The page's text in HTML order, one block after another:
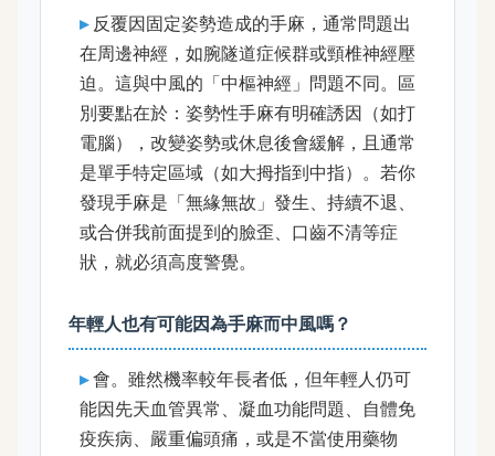
反覆因固定姿勢造成的手麻，通常問題出
在周邊神經，如腕隧道症候群或頸椎神經壓
迫。這與中風的「中樞神經」問題不同。區
別要點在於：姿勢性手麻有明確誘因（如打
電腦），改變姿勢或休息後會緩解，且通常
是單手特定區域（如大拇指到中指）。若你
發現手麻是「無緣無故」發生、持續不退、
或合併我前面提到的臉歪、口齒不清等症
狀，就必須高度警覺。
年輕人也有可能因為手麻而中風嗎？
會。雖然機率較年長者低，但年輕人仍可
能因先天血管異常、凝血功能問題、自體免
疫疾病、嚴重偏頭痛，或是不當使用藥物